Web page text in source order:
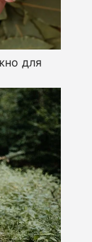
для